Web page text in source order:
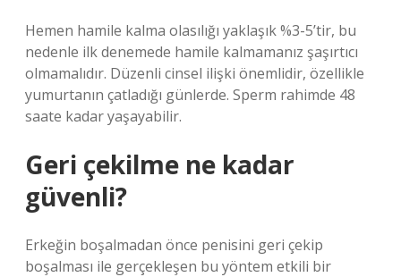
Hemen hamile kalma olasılığı yaklaşık %3-5’tir, bu
nedenle ilk denemede hamile kalmamanız şaşırtıcı
olmamalıdır. Düzenli cinsel ilişki önemlidir, özellikle
yumurtanın çatladığı günlerde. Sperm rahimde 48
saate kadar yaşayabilir.
Geri çekilme ne kadar
güvenli?
Erkeğin boşalmadan önce penisini geri çekip
boşalması ile gerçekleşen bu yöntem etkili bir